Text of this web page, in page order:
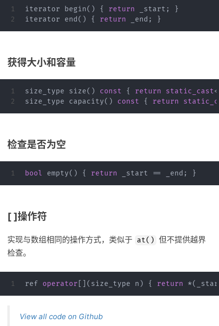
1
iterator begin() { return _start ;
}
iterator
end () { return _end ; }
获得大小和容量
1
size_type size() const { return static_cast<
size_type
capacity() const { return
检查是否为空
bool empty() { return _start == _end ; }
[ ]操作符
实现与数组相同的操作方式，类似于 at()
但不提供越界
检查。
ref operator []( size_type n ) { return *(
View all code on Github